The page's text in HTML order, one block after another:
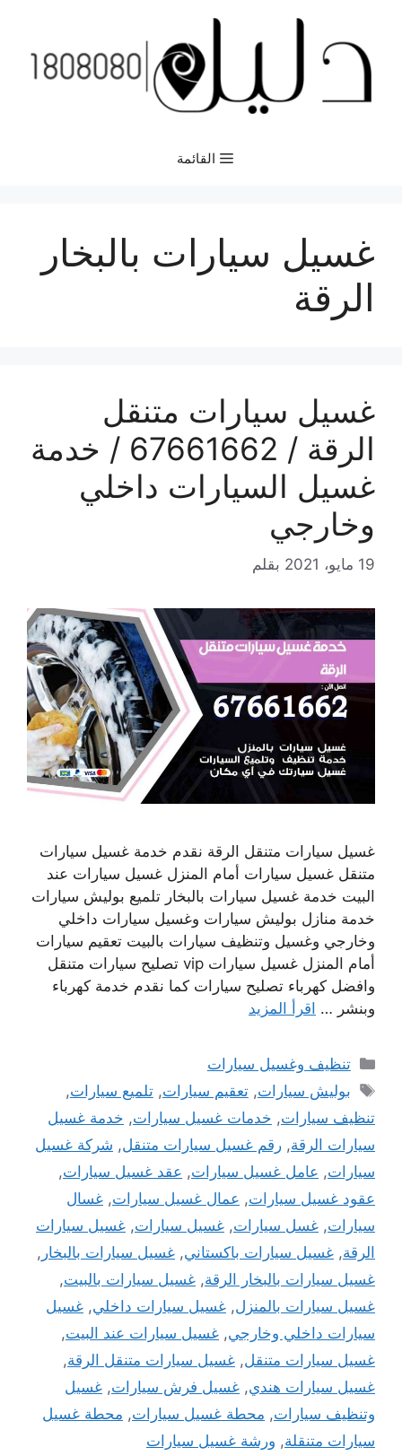
المحتوى
القائمة
غسيل سيارات بالبخار
الرقة
غسيل سيارات متنقل
الرقة / 67661662 / خدمة
غسيل السيارات داخلي
وخارجي
19 مايو، 2021 بقلم
غسيل سيارات متنقل الرقة نقدم خدمة غسيل سيارات
متنقل غسيل سيارات أمام المنزل غسيل سيارات عند
البيت خدمة غسيل سيارات بالبخار تلميع بوليش سيارات
خدمة منازل بوليش سيارات وغسيل سيارات داخلي
وخارجي وغسيل وتنظيف سيارات بالبيت تعقيم سيارات
أمام المنزل غسيل سيارات vip تصليح سيارات متنقل
وافضل كهرباء تصليح سيارات كما نقدم خدمة كهرباء
وبنشر … اقرأ المزيد
التصنيفات
تنظيف وغسيل سيارات
الوسوم
بوليش سيارات,تعقيم سيارات,تلميع سيارات,
تنظيف سيارات, خدمات غسيل سيارات, خدمة غسيل
سيارات الرقة, رقم غسيل سيارات متنقل, شركة غسيل
سيارات, عامل غسيل سيارات, عقد غسيل سيارات,
عقود غسيل سيارات, عمال غسيل سيارات, غسال
سيارات, غسل سيارات, غسيل سيارات, غسيل سيارات
الرقة, غسيل سيارات باكستاني, غسيل سيارات بالبخار ,
غسيل سيارات بالبخار الرقة, غسيل سيارات بالبيت,
غسيل سيارات بالمنزل, غسيل سيارات داخلي, غسيل
سيارات داخلي وخارجي, غسيل سيارات عند البيت,
غسيل سيارات متنقل, غسيل سيارات متنقل الرقة,
غسيل سيارات هندي, غسيل فرش سيارات, غسيل
وتنظيف سيارات, محطة غسيل سيارات, محطة غسيل
سيارات متنقلة, ورشة غسيل سيارات